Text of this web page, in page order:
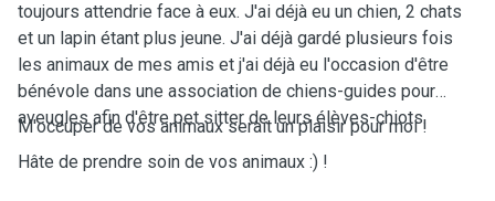
toujours attendrie face à eux. J'ai déjà eu un chien, 2 chats
et un lapin étant plus jeune. J'ai déjà gardé plusieurs fois
les animaux de mes amis et j'ai déjà eu l'occasion d'être
bénévole dans une association de chiens-guides pour
aveugles afin d'être pet sitter de leurs élèves-chiots.
M'occuper de vos animaux serait un plaisir pour moi !
Hâte de prendre soin de vos animaux :) !